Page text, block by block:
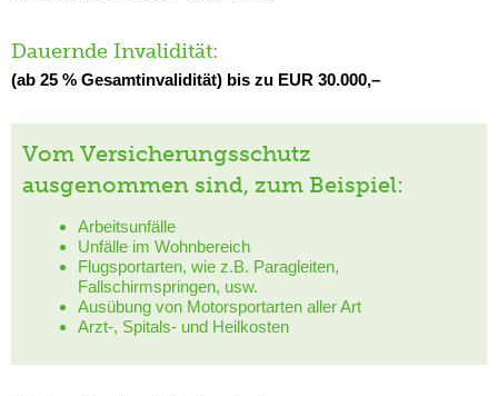
Dauernde Invalidität:
(ab 25 % Gesamtinvalidität) bis zu EUR 30.000,–
Vom Versicherungsschutz
ausgenommen sind, zum Beispiel:
Arbeitsunfälle
Unfälle im Wohnbereich
Flugsportarten, wie z.B. Paragleiten,
Fallschirmspringen, usw.
Ausübung von Motorsportarten aller Art
Arzt-, Spitals- und Heilkosten